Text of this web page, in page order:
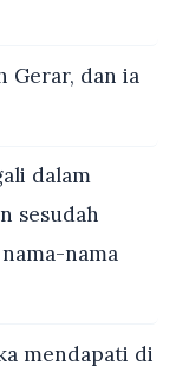
Gerar, dan ia
dalam
sesudah
nama
mendapati di